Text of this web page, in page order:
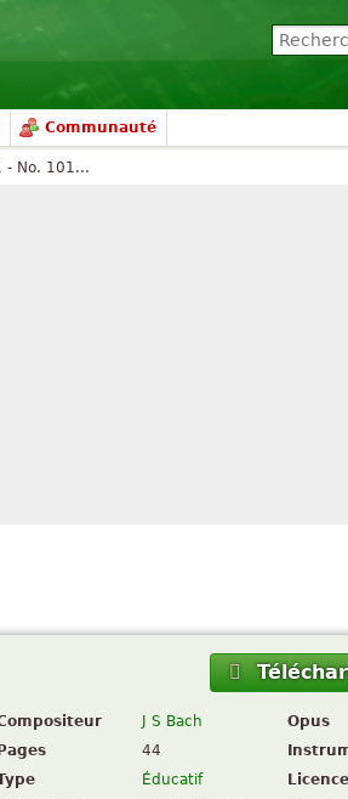
Communauté
J S Bach Opus
Pages
44
Éducatif Licence
- No. 101...